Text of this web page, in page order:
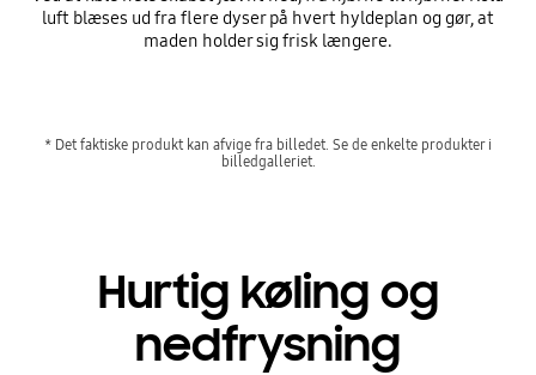
luft blæses ud fra flere dyser på hvert hyldeplan og gør, at
maden holder sig frisk længere.
* Det faktiske produkt kan afvige fra billedet. Se de enkelte produkter i
billedgalleriet.
Hurtig køling og
nedfrysning